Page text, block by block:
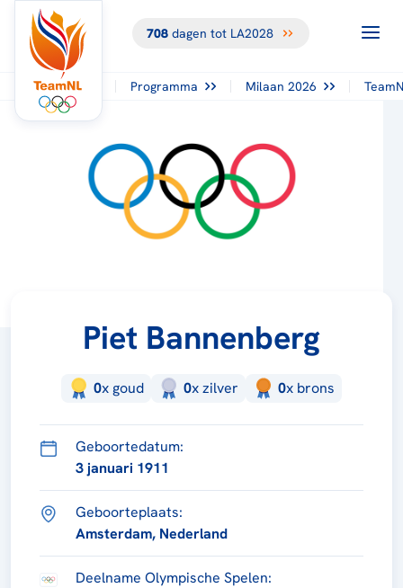
708dagen tot LA2028
Programma Milaan 2026
Piet Bannenberg
0x goud 0xzilver 0x brons
Geboortedatum:
3 januari 1911
Geboorteplaats:
Amsterdam, Nederland
Deelname Olympische Spelen: